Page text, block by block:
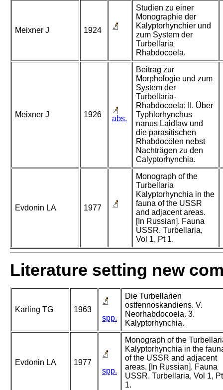
Meixner J 1924
Studien zu einer
Monographie der
Kalyptorhynchier und
zum System der
Turbellaria
Rhabdocoela.
Meixner J 1926 abs.
Beitrag zur
Morphologie und zum
System der
Turbellaria-
Rhabdocoela: II. Über
Typhlorhynchus
nanus Laidlaw und
die parasitischen
Rhabdocölen nebst
Nachträgen zu den
Calyptorhynchia.
Evdonin LA 1977
Monograph of the
Turbellaria
Kalyptorhynchia in the
fauna of the USSR
and adjacent areas.
[In Russian]. Fauna
USSR. Turbellaria,
Vol 1, Pt 1.
Literature setting new
Karling TG
1963
spp.
Die Turbellarien
ostfennoskandiens. V.
Neorhabdocoela. 3.
Kalyptorhynchia.
Evdonin LA
1977
spp.
Monograph of the
Kalyptorhynchia in the
of the USSR and adjacent
areas. [In Russian]. Fauna
USSR. Turbellaria, Vol 1, Pt
1.